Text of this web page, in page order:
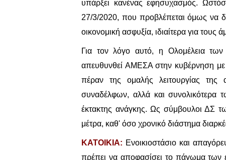
υπάρξει κανένας εφησυχασμός.
27/3/2020, που προβλέπεται όμως να
οικονομική ασφυξία, ιδιαίτερα για τους
Για τον λόγο αυτό, η Ολομέλεια
απευθυνθεί ΑΜΕΣΑ στην κυβέρνηση με
πέραν της ομαλής λειτουργίας της
συναδέλφων, αλλά και συνολικότερα
έκτακτης ανάγκης. Ως σύμβουλοι ΔΣ
μέτρα, καθ' όσο χρονικό διάστημα
ΚΑΤΟΙΚΙΑ: Ενοικιοστάσιο και
πρέπει να αποφασίσει το πάγωμα των